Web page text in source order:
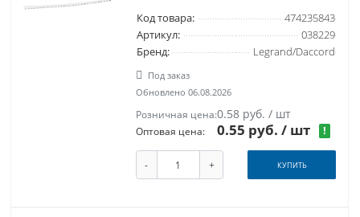
Код товара:
474235843
Артикул:
038229
Бренд:
Legrand/Daccord
Под заказ
Обновлено 06.08.2026
Розничная цена:0.58 руб. / шт
Оптовая цена: 0.55 руб./ шт !
- + КУПИТЬ